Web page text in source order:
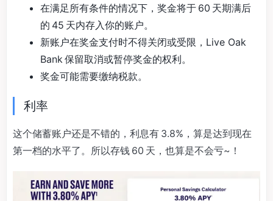
在满足所有条件的情况下，奖金将于 60 天期满后
的 45 天内存入你的账户。
新账户在奖金支付时不得关闭或受限，Live Oak
Bank 保留取消或暂停奖金的权利。
奖金可能需要缴纳税款。
利率
这个储蓄账户还是不错的，利息有 3.8%，算是达到现在
第一档的水平了。所以存钱 60 天，也算是不会亏~！